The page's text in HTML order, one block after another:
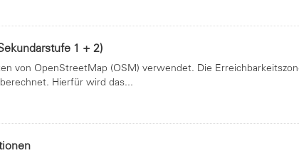
1 + 2)
von OpenStreetMap (OSM) verwendet. Die
Hierfür wird das...